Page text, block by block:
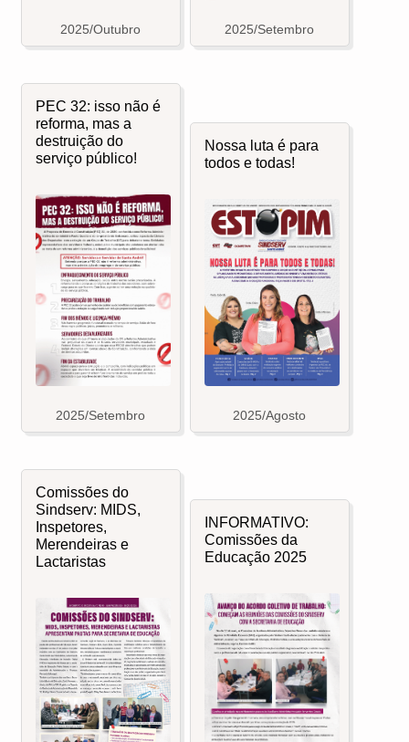
2025/Outubro 2025/Setembro
PEC 32: isso não é
reforma, mas a
destruição do
serviço público!
2025/Setembro
Nossa luta é para
todos e todas!
2025/Agosto
Comissões do
Sindserv: MIDS,
Inspetores,
Merendeiras e
Lactaristas
INFORMATIVO:
Comissões da
Educação 2025